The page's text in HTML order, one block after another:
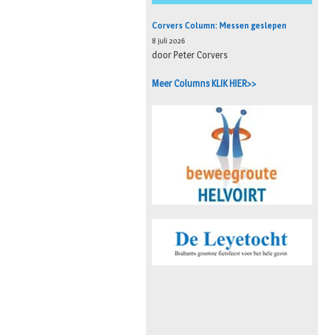
Corvers Column: Messen geslepen
8 juli 2026
door Peter Corvers
Meer Columns KLIK HIER>>